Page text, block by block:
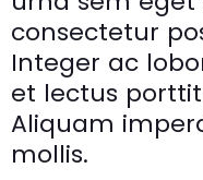
consectetur
Integer ac
et lectus
Aliquam
mollis.